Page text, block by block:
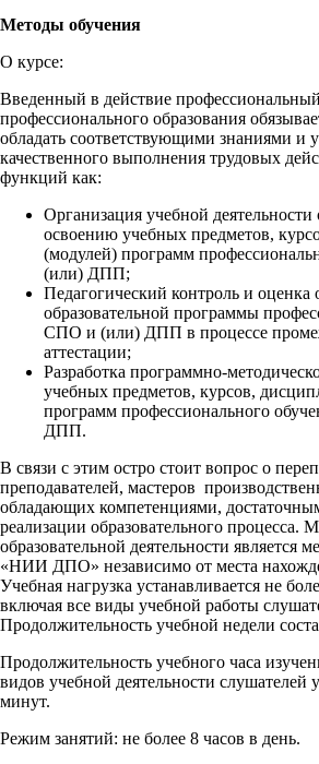
Методы обучения
О курсе:
Введенный в действие профессиональный
профессионального образования
обладать соответствующими знаниями и
качественного выполнения трудовых
функций как:
Организация учебной
освоению учебных предметов,
(модулей) программ
(или) ДПП;
Педагогический контроль и оценка
образовательной программы
СПО и (или) ДПП в процессе
аттестации;
Разработка программно-
учебных предметов, курсов,
программ профессионального
ДПП.
В связи с этим остро стоит вопрос о
преподавателей, мастеров
обладающих компетенциями,
реализации образовательного процесса.
образовательной деятельности является
«НИИ ДПО» независимо от места
Учебная нагрузка устанавливается не
включая все виды учебной работы
Продолжительность учебной недели
Продолжительность учебного часа
видов учебной деятельности слушателей
минут.
Режим занятий: не более 8 часов в день.